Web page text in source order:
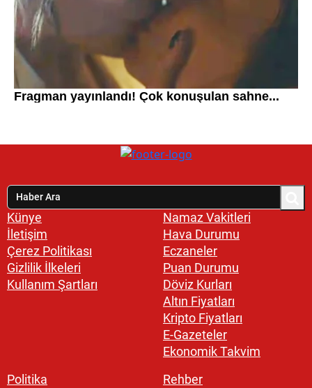
Künye
İletişim
Çerez Politikası
Gizlilik İlkeleri
Kullanım Şartları
Namaz Vakitleri
Hava Durumu
Eczaneler
Puan Durumu
Döviz Kurları
Altın Fiyatları
Kripto Fiyatları
E-Gazeteler
Ekonomik Takvim
Politika
Rehber